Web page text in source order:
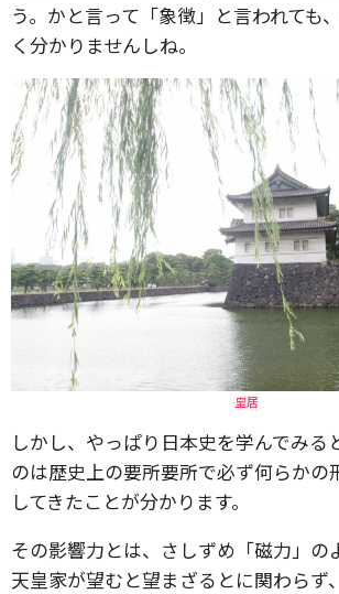
う。かと言って「象徴」と言われても
く分かりませんしね。
皇居
しかし、やっぱり日本史を学んでみる
のは歴史上の要所要所で必ず何らかの
してきたことが分かります。
その影響力とは、さしずめ「磁力」の
天皇家が望むと望まざるとに関わらず